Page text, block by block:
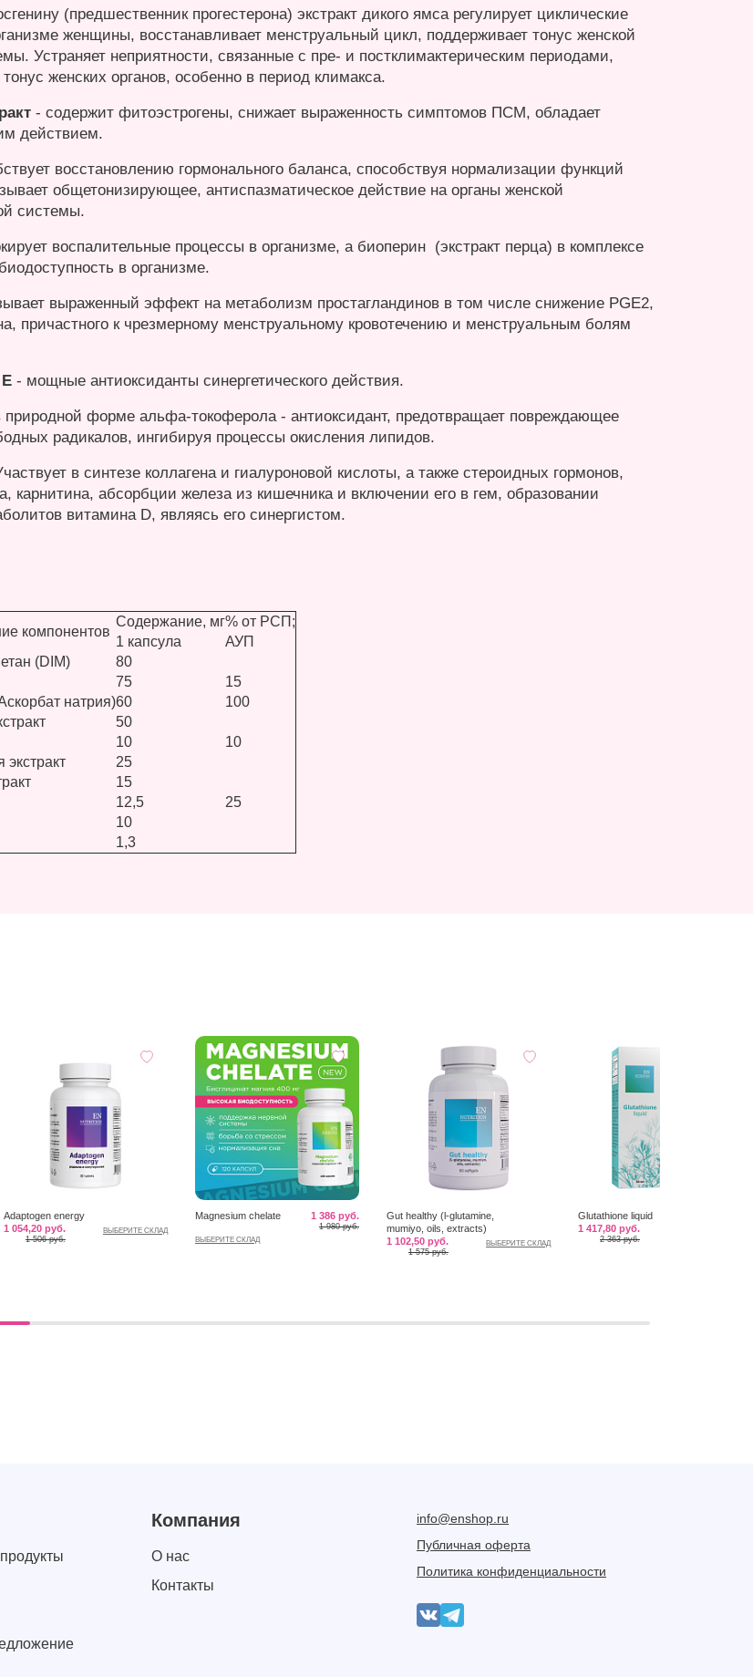
(предшественник прогестерона) экстракт дикого ямса регулирует циклические
женщины, восстанавливает менструальный цикл, поддерживает тонус женской
Устраняет неприятности, связанные с пре- и постклимактерическим периодами,
женских органов, особенно в период климакса.
- содержит фитоэстрогены, снижает выраженность симптомов ПСМ, обладает
действием.
восстановлению гормонального баланса, способствуя нормализации функций
общетонизирующее, антиспазматическое действие на органы женской
системы.
воспалительные процессы в организме, а биоперин (экстракт перца) в комплексе
в организме.
выраженный эффект на метаболизм простагландинов в том числе снижение PGE2,
причастного к чрезмерному менструальному кровотечению и менструальным болям
- мощные антиоксиданты синергетического действия.
природной форме альфа-токоферола - антиоксидант, предотвращает повреждающее
радикалов, ингибируя процессы окисления липидов.
в синтезе коллагена и гиалуроновой кислоты, а также стероидных гормонов,
карнитина, абсорбции железа из кишечника и включении его в гем, образовании
витамина D, являясь его синергистом.
компонентов
Содержание, мг% от РСП;
АУП
1 капсула
(DIM)
80
75
15
натрия)60
100
50
10
10
экстракт
25
15
12,5
25
10
1,3
Adaptogen energy
1 054,20 руб.
1 506 руб.
ВЫБЕРИТЕ СКЛАД
Magnesium chelate 1 386 руб.
1 980 руб.
ВЫБЕРИТЕ СКЛАД
Gut healthy (l-glutamine,
mumiyo, oils, extracts)
1 102,50 руб.
1 575 руб.
ВЫБЕРИТЕ СКЛАД
Glutathione liquid
1 417,80 руб.
2 363 руб.
Компания
О нас
Контакты
info@enshop.ru
Публичная оферта
Политика конфиденциальности